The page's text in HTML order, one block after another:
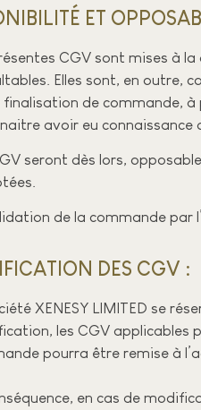
ET
CGV sont mises à
Elles sont, en outre,
de commande, à
avoir eu connaissance
seront dès lors,
de la commande par
DES CGV :​
XENESY LIMITED se
les CGV applicables
pourra être remise à
en cas de